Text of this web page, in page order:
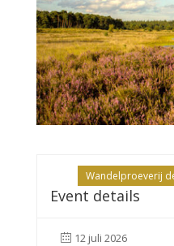
Wandelproeverij
Event details
12 juli 2026